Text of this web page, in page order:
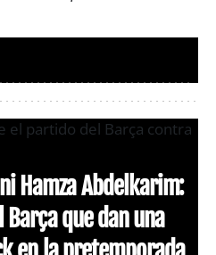
Hamza Abdelkarim:
Barça que dan una